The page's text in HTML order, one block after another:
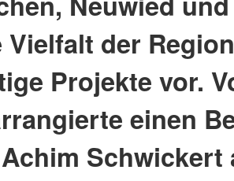
Vielfalt der
Projekte vor.
einen
Schwickert